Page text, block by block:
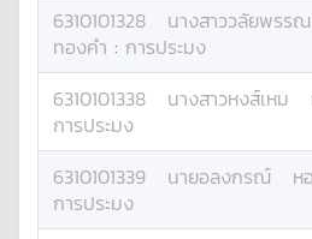
6310101328 นางสาววลัยพรรณ
ทองคำ : การประมง
6310101338 นางสาวหงส์เหม
การประมง
6310101339 นายอลงกรณ์ ห
การประมง